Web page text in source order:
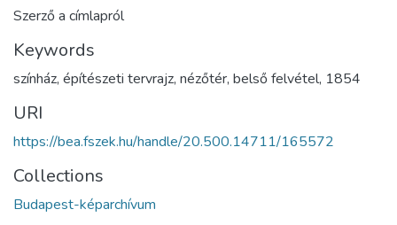
Szerző a címlapról
Keywords
színház, építészeti tervrajz, nézőtér, belső felvétel, 1854
URI
https://bea.fszek.hu/handle/20.500.14711/165572
Collections
Budapest-képarchívum